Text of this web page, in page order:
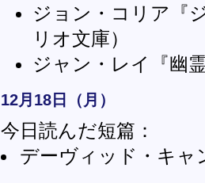
ジョン・コリア『
リオ文庫）
ジャン・レイ『幽
12月18日（月）
今日読んだ短篇：
デーヴィッド・キャ